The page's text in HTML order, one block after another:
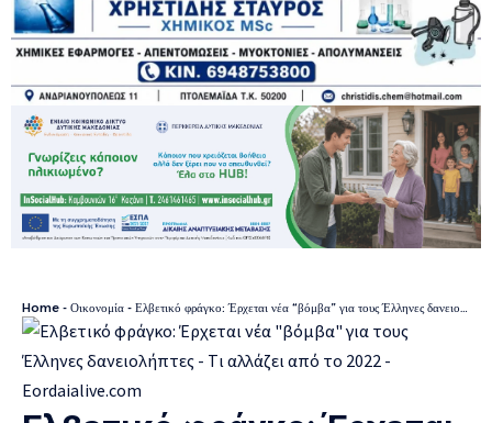
Home - Οικονομία - Ελβετικό φράγκο: Έρχεται νέα “βόμβα” για τους Έλληνες δανειολήπτες – Tι αλλάζει από το 2022